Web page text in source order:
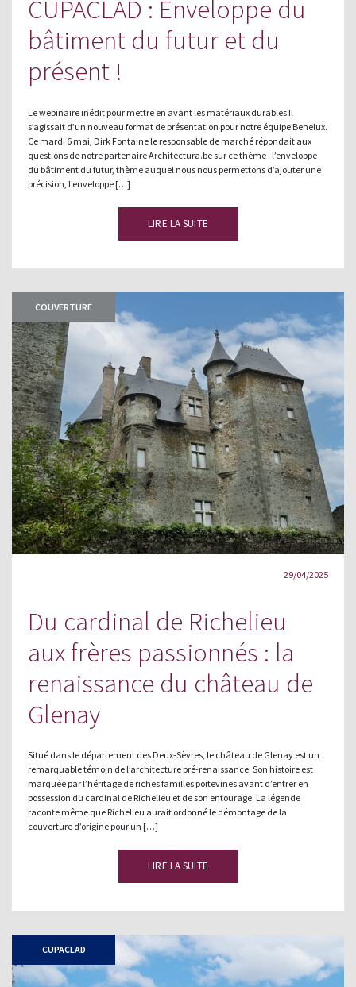
CUPACLAD : Enveloppe du
bâtiment du futur et du
présent !
Le webinaire inédit pour mettre en avant les matériaux durables Il
s’agissait d’un nouveau format de présentation pour notre équipe Benelux.
Ce mardi 6 mai, Dirk Fontaine le responsable de marché répondait aux
questions de notre partenaire Architectura.be sur ce thème : l’enveloppe
du bâtiment du futur, thème auquel nous nous permettons d’ajouter une
précision, l’enveloppe […]
LIRE LA SUITE
COUVERTURE
29/04/2025
Du cardinal de Richelieu
aux frères passionnés : la
renaissance du château de
Glenay
Situé dans le département des Deux-Sèvres, le château de Glenay est un
remarquable témoin de l’architecture pré-renaissance. Son histoire est
marquée par l’héritage de riches familles poitevines avant d’entrer en
possession du cardinal de Richelieu et de son entourage. La légende
raconte même que Richelieu aurait ordonné le démontage de la
couverture d’origine pour un […]
LIRE LA SUITE
CUPACLAD